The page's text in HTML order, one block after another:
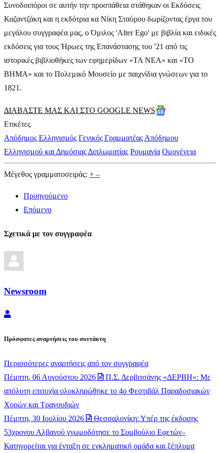
Συνοδοιπόροι σε αυτήν την προσπάθεια στάθηκαν οι Εκδόσεις
Καζαντζάκη και η εκδότρια κα Νίκη Σταύρου δωρίζοντας έργα του
μεγάλου συγγραφέα μας, ο Όμιλος 'Alter Ego' με βιβλία και ειδικές
εκδόσεις για τους Ήρωες της Επανάστασης του '21 από τις
ιστορικές βιβλιοθήκες των εφημερίδων «ΤΑ ΝΕΑ» και «ΤΟ
ΒΗΜΑ» και το Πολεμικό Μουσείο με παιχνίδια γνώσεων για το
1821.
ΔΙΑΒΑΣΤΕ ΜΑΣ ΚΑΙ ΣΤΟ GOOGLE NEWS
Ετικέτες
Απόδημος Ελληνισμός Γενικός Γραμματέας Απόδημου
Ελληνισμού και Δημόσιας Διπλωματίας Ρουμανία Ομογένεια
Μέγεθος γραμματοσειράς: + –
Προηγούμενο
Επόμενο
Σχετικά με τον συγγραφέα
Newsroom
Newsroom
Πρόσφατες αναρτήσεις του συντάκτη
Περισσότερες αναρτήσεις από τον συγγραφέα
Πέμπτη, 06 Αυγούστου 2026
Π.Σ. Δερβιτσάνης «ΔΕΡΒΗ»: Με
απόλυτη επιτυχία ολοκληρώθηκε το 4ο Φεστιβάλ Παραδοσιακών
Χορών και Τραγουδιών
Πέμπτη, 30 Ιουλίου 2026
Θεσσαλονίκη: Υπέρ της έκδοσης
53χρονου Αλβανού γνωμοδότησε το Συμβούλιο Εφετών–
Κατηγορείται για ένταξη σε εγκληματική ομάδα και ξέπλυμα